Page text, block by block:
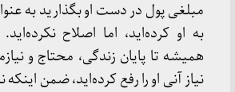
مبلغی پول در دست او بگذارید به
به او کرده‌اید، اما اصلاح
همیشه تا پایان زندگی، محتاج و
نیاز آنی او را رفع کرده‌اید، ضمن اینکه